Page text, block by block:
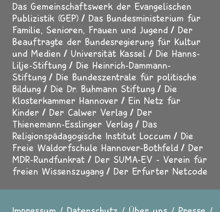
Das Gemeinschaftswerk der Evangelischen
Publizistik (GEP)
Das Bundesministerium für
Familie, Senioren, Frauen und Jugend
Der
Beauftragte der Bundesregierung für Kultur
und Medien
Universität Kassel
Die Hanns-
Lilje-Stiftung
Die Heinrich-Dammann-
Stiftung
Die Bundeszentrale für politische
Bildung
Die Dr. Buhmann Stiftung
Die
Klosterkammer Hannover
Ein Netz für
Kinder
Der Calwer Verlag
Der
Thienemann-Esslinger Verlag
Das
Religionspädagogische Institut Loccum
Die
Freie Waldorfschule Hannover-Bothfeld
Der
MDR-Rundfunkrat
Der SUMA-EV - Verein für
freien Wissenszugang
Der Erfurter Netcode